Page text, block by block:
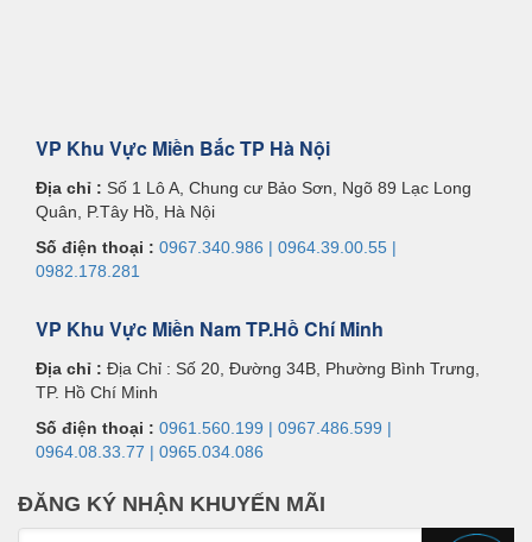
VP Khu Vực Miền Bắc TP Hà Nội
Địa chỉ : Số 1 Lô A, Chung cư Bảo Sơn, Ngõ 89 Lạc Long
Quân, P.Tây Hồ, Hà Nội
Số điện thoại : 0967.340.986 | 0964.39.00.55 |
0982.178.281
VP Khu Vực Miền Nam TP.Hồ Chí Minh
Địa chỉ : Địa Chỉ : Số 20, Đường 34B, Phường Bình Trưng,
TP. Hồ Chí Minh
Số điện thoại : 0961.560.199 | 0967.486.599 |
0964.08.33.77 | 0965.034.086
ĐĂNG KÝ NHẬN KHUYẾN MÃI